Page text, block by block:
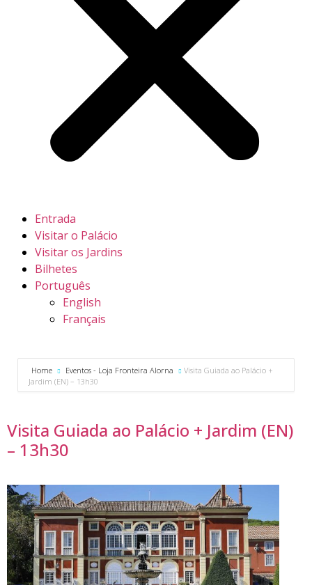
Entrada
Visitar o Palácio
Visitar os Jardins
Bilhetes
Português
English
Français
Home Eventos - Loja Fronteira Alorna
Visita Guiada ao Palácio +
Jardim (EN) – 13h30
Visita Guiada ao Palácio + Jardim (EN)
– 13h30